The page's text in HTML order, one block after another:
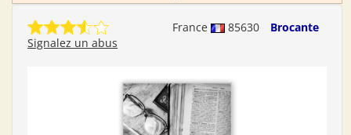
France 85630
Brocante
Signalez un abus